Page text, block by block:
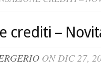
crediti –
ON DIC 27,